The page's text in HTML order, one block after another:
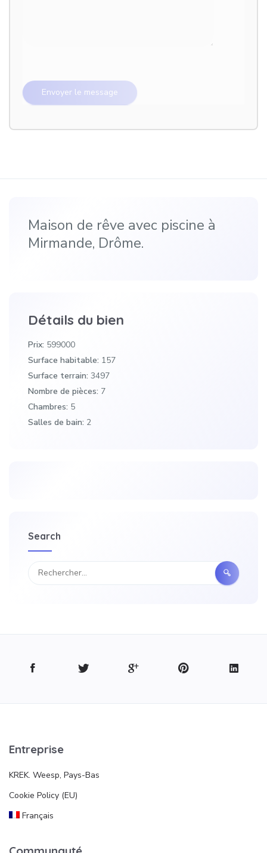
Maison de rêve avec piscine à
Mirmande, Drôme.
Détails du bien
Prix: 599000
Surface habitable: 157
Surface terrain: 3497
Nombre de pièces: 7
Chambres: 5
Salles de bain: 2
Search
Entreprise
KREK. Weesp, Pays-Bas
Cookie Policy (EU)
Français